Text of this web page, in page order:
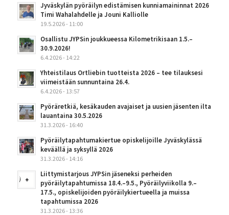
Jyväskylän pyöräilyn edistämisen kunniamaininnat 2026
Timi Wahalahdelle ja Jouni Kalliolle
19.5.2026 - 11:00
Osallistu JYPSin joukkueessa Kilometrikisaan 1.5.–
30.9.2026!
6.4.2026 - 14:22
Yhteistilaus Ortliebin tuotteista 2026 – tee tilauksesi
viimeistään sunnuntaina 26.4.
6.4.2026 - 13:57
Pyöräretkiä, kesäkauden avajaiset ja uusien jäsenten ilta
lauantaina 30.5.2026
31.3.2026 - 16:40
Pyöräilytapahtumakiertue opiskelijoille Jyväskylässä
keväällä ja syksyllä 2026
31.3.2026 - 14:16
Liittymistarjous JYPSin jäseneksi perheiden
pyöräilytapahtumissa 18.4.–9.5., Pyöräilyviikolla 9.–
17.5., opiskelijoiden pyöräilykiertueella ja muissa
tapahtumissa 2026
31.3.2026 - 13:36